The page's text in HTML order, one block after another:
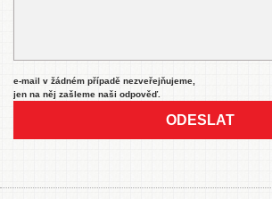
e-mail v žádném případě nezveřejňujeme,
jen na něj zašleme naši odpověď.
ODESLAT